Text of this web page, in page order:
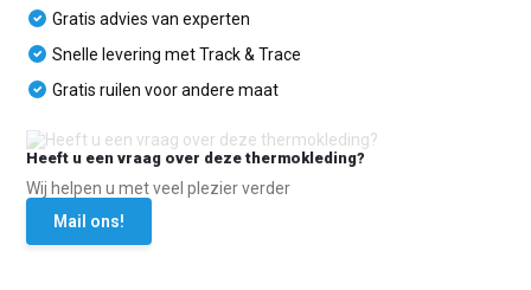
Gratis advies van experten
Snelle levering met Track & Trace
Gratis ruilen voor andere maat
Heeft u een vraag over deze thermokleding?
Wij helpen u met veel plezier verder
Mail ons!